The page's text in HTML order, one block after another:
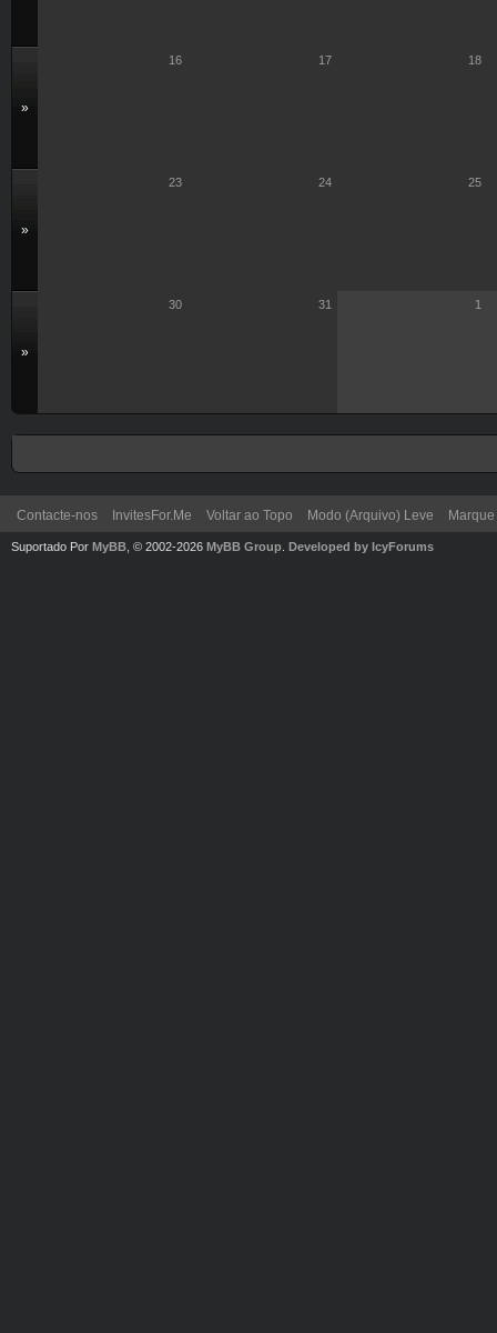
»
16 17 18
»
23 24 25
»
30 31 1
Contacte-nos InvitesFor.Me Voltar ao Topo Modo (Arquivo) Leve
Suportado Por MyBB , © 2002-2026 MyBB Group Developed by IcyForums